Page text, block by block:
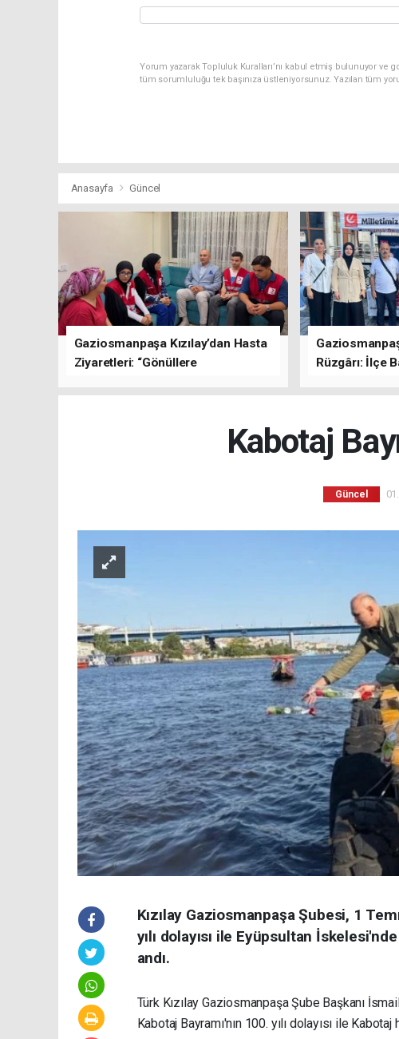
Yorum yazarak Topluluk Kuralları’nı kabul etmiş bulunuyor ve
tüm sorumluluğu tek başınıza üstleniyorsunuz. Yazılan tüm
Anasayfa Güncel
Gaziosmanpaşa Kızılay’dan Hasta
Ziyaretleri: “Gönüllere
Rüzgârı: İlçe
Kabotaj
Güncel
Kızılay Gaziosmanpaşa Şubesi, 1
yılı dolayısı ile Eyüpsultan
andı.
Türk Kızılay Gaziosmanpaşa Şube Başkanı
Kabotaj Bayramı'nın 100. yılı dolayısı ile